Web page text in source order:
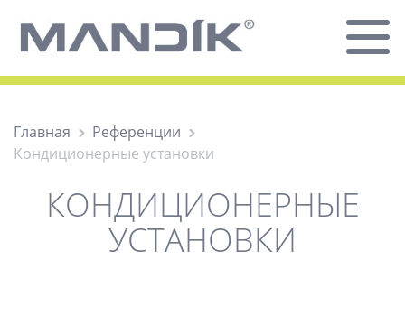
Главная
Референции
Кондиционерные установки
КОНДИЦИОНЕРНЫЕ
УСТАНОВКИ